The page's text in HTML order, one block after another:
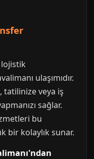
ulaşımıdır.
tatilinize veya iş
sağlar.
bu
bir kolaylık sunar.